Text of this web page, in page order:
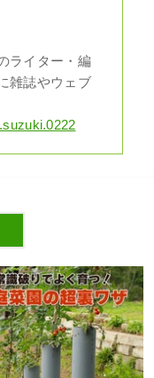
ライター・編
雑誌やウェブ